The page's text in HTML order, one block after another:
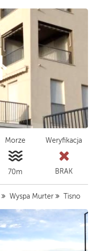
Morze
70m
Weryfikacja
BRAK
Wyspa Murter Tisno